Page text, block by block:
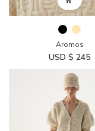
Aromos
USD $ 245